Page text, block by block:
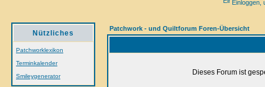
Einloggen,
Nützliches
Patchworklexikon
Terminkalender
Smileygenerator
Patchwork - und Quiltforum Foren-Übersicht
Dieses Forum ist